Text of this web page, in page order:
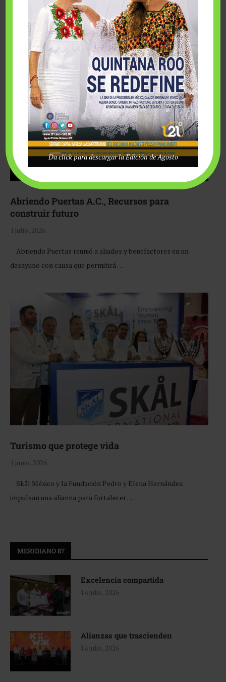
Fairmont Mayakoba y Make-A-Wish México unieron
esfuerzos para hacer realidad el deseo de una …
Abriendo Puertas A.C., Recursos para
construir futuro
1 julio, 2026
Abriendo Puertas reunió a aliados y benefactores en un
desayuno con causa que permitirá …
Turismo que protege vida
1 junio, 2026
Skål México y la Fundación Pedro y Elena Hernández
impulsan una alianza para fortalecer …
MERIDIANO 87
Excelencia compartida
14 julio, 2026
Alianzas que trascienden
14 julio, 2026
Da click para descargar la Edición de Agosto